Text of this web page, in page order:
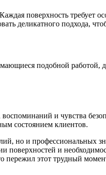
поверхность требует
деликатного подхода,
подобной
и чувства
состоянием клиентов.
но и профессиональных
поверхностей и
пережил этот трудный